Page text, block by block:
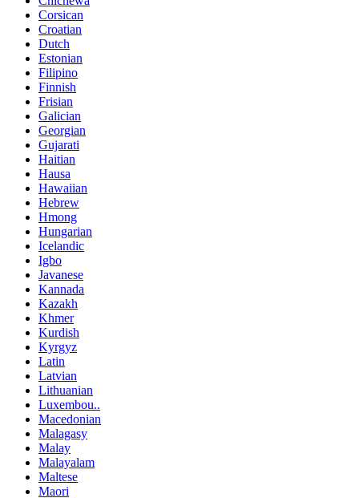
Corsican
Croatian
Dutch
Estonian
Filipino
Finnish
Frisian
Galician
Georgian
Gujarati
Haitian
Hausa
Hawaiian
Hebrew
Hmong
Hungarian
Icelandic
Igbo
Javanese
Kannada
Kazakh
Khmer
Kurdish
Kyrgyz
Latin
Latvian
Lithuanian
Luxembou..
Macedonian
Malagasy
Malay
Malayalam
Maltese
Maori